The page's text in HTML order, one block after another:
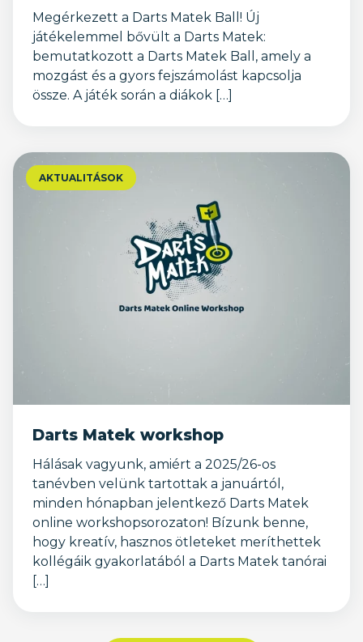
Megérkezett a Darts Matek Ball! Új
játékelemmel bővült a Darts Matek:
bemutatkozott a Darts Matek Ball, amely a
mozgást és a gyors fejszámolást kapcsolja
össze. A játék során a diákok […]
AKTUALITÁSOK
Darts Matek workshop
Hálásak vagyunk, amiért a 2025/26-os
tanévben velünk tartottak a januártól,
minden hónapban jelentkező Darts Matek
online workshopsorozaton! Bízunk benne,
hogy kreatív, hasznos ötleteket meríthettek
kollégáik gyakorlatából a Darts Matek tanórai
[…]